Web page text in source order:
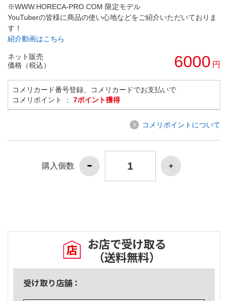
※WWW.HORECA-PRO.COM 限定モデル
YouTuberの皆様に商品の使い心地などをご紹介いただいておりま
す！
紹介動画はこちら
ネット販売
価格（税込）
6000 円
コメリカード番号登録、コメリカードでお支払いで
コメリポイント ： 7ポイント獲得
コメリポイントについて
購入個数
お店で受け取る
（送料無料）
受け取り店舗：